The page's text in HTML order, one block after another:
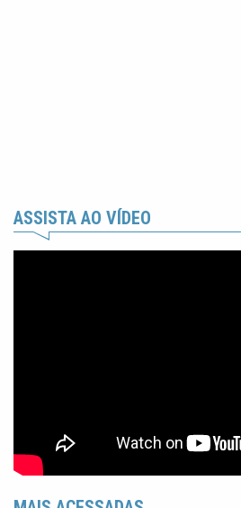
ASSISTA AO VÍDEO